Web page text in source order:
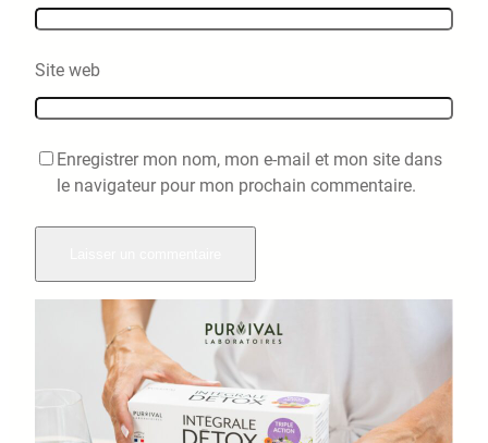
Site web
Enregistrer mon nom, mon e-mail et mon site dans
le navigateur pour mon prochain commentaire.